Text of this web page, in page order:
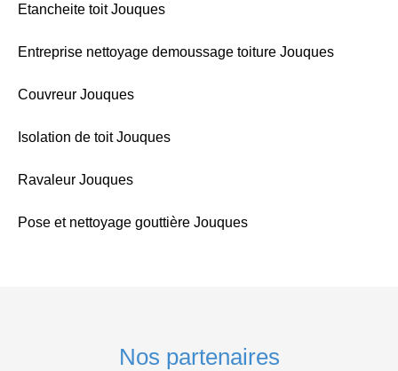
Etancheite toit Jouques
Entreprise nettoyage demoussage toiture Jouques
Couvreur Jouques
Isolation de toit Jouques
Ravaleur Jouques
Pose et nettoyage gouttière Jouques
Nos partenaires